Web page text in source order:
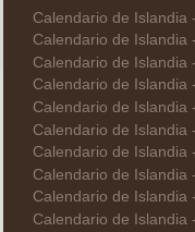
Calendario de Islandia
Calendario de Islandia
Calendario de Islandia
Calendario de Islandia
Calendario de Islandia
Calendario de Islandia
Calendario de Islandia
Calendario de Islandia
Calendario de Islandia
Calendario de Islandia